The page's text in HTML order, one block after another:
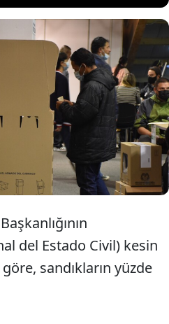
cumhurbaşkanı
hiçbir adayın gerekli oy
nedeniyle seçim ikinci
Cumhurbaşkanı Gustavo
tanımadığını açıkladı.
del Estado Civil) kesin
sandıkların yüzde